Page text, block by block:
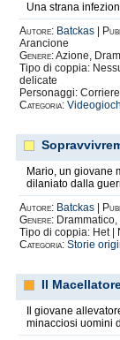
Una strana
Autore: Batckas
Arancione
Genere:Azione,
Tipo di coppia:
delicate
Personaggi:
Categoria:
Mario, un giovane
dilaniato dalla
Autore: Batckas
Genere: Drammatico,
Tipo di coppia: Het |
Categoria: Storie
Il
Il giovane
minacciosi uomini